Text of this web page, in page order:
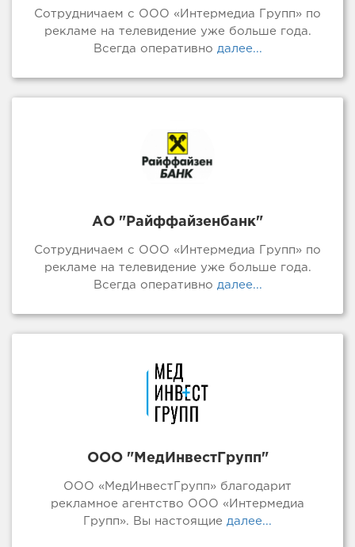
Сотрудничаем с ООО «Интермедиа Групп» по
рекламе на телевидение уже больше года.
Всегда оперативно далее...
АО "Райффайзенбанк"
Сотрудничаем с ООО «Интермедиа Групп» по
рекламе на телевидение уже больше года.
Всегда оперативно далее...
ООО "МедИнвестГрупп"
ООО «МедИнвестГрупп» благодарит
рекламное агентство ООО «Интермедиа
Групп». Вы настоящие далее...